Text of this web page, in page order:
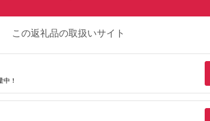
この返礼品の取扱いサイト
！